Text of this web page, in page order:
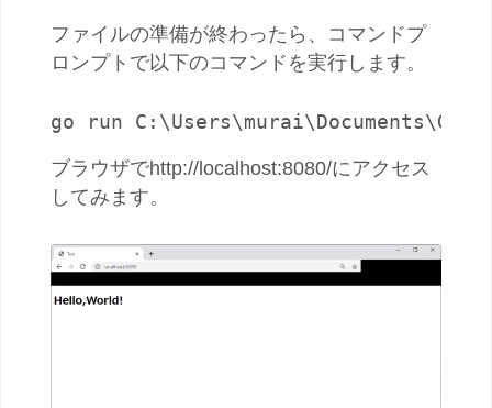
ファイルの準備が終わったら、コマンドプ
ロンプトで以下のコマンドを実行します。
go run
ブラウザでhttp://localhost:8080/にアクセス
してみます。